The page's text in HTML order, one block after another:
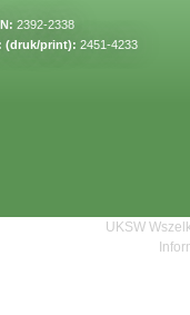
2392-2338
(druk/print): 2451-4233
UKSW